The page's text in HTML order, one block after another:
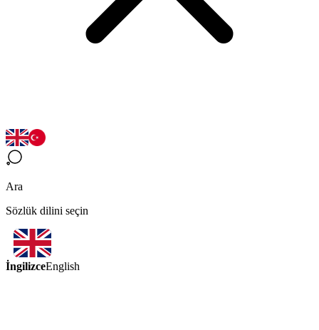
Ara
Sözlük dilini seçin
İngilizceEnglish